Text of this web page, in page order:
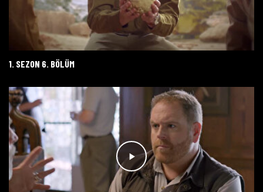
1. SEZON 6. BÖLÜM